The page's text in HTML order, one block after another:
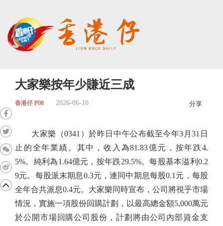
大家樂按年少賺近三成
香港仔 P08 2026-06-16 分享
大家樂（0341）於昨日中午公布截至今年3月31日
止的全年業績。其中，收入為81.83億元，按年跌4.
5%。純利為1.64億元，按年跌29.5%。每股基本溢利0.2
9元。每股派末期息0.3元，連同中期息每股0.1元，每股
全年合共派息0.4元。大家樂同時宣布，公司將視乎市場
情況，實施一項股份回購計劃，以最高總金額5,000萬元
於公開市場回購公司股份，計劃將由公司內部資金支